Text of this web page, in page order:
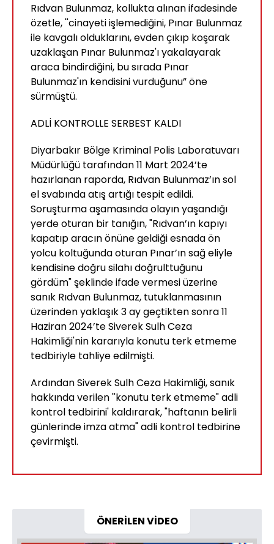
Rıdvan Bulunmaz, kollukta alınan ifadesinde
özetle, ''cinayeti işlemediğini, Pınar Bulunmaz
ile kavgalı olduklarını, evden çıkıp koşarak
uzaklaşan Pınar Bulunmaz'ı yakalayarak
araca bindirdiğini, bu sırada Pınar
Bulunmaz'ın kendisini vurduğunu” öne
sürmüştü.
ADLİ KONTROLLE SERBEST KALDI
Diyarbakır Bölge Kriminal Polis Laboratuvarı
Müdürlüğü tarafından 11 Mart 2024’te
hazırlanan raporda, Rıdvan Bulunmaz’ın sol
el svabında atış artığı tespit edildi.
Soruşturma aşamasında olayın yaşandığı
yerde oturan bir tanığın, "Rıdvan’ın kapıyı
kapatıp aracın önüne geldiği esnada ön
yolcu koltuğunda oturan Pınar’ın sağ eliyle
kendisine doğru silahı doğrulttuğunu
gördüm" şeklinde ifade vermesi üzerine
sanık Rıdvan Bulunmaz, tutuklanmasının
üzerinden yaklaşık 3 ay geçtikten sonra 11
Haziran 2024’te Siverek Sulh Ceza
Hakimliği'nin kararıyla konutu terk etmeme
tedbiriyle tahliye edilmişti.
Ardından Siverek Sulh Ceza Hakimliği, sanık
hakkında verilen ''konutu terk etmeme" adli
kontrol tedbirini' kaldırarak, "haftanın belirli
günlerinde imza atma" adli kontrol tedbirine
çevirmişti.
ÖNERİLEN VİDEO